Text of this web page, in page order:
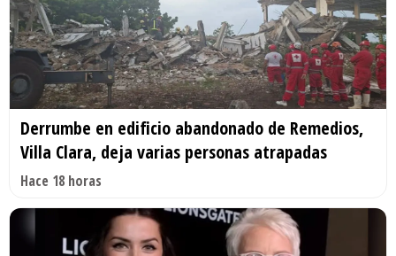
Derrumbe en edificio abandonado de Remedios,
Villa Clara, deja varias personas atrapadas
Hace 18 horas